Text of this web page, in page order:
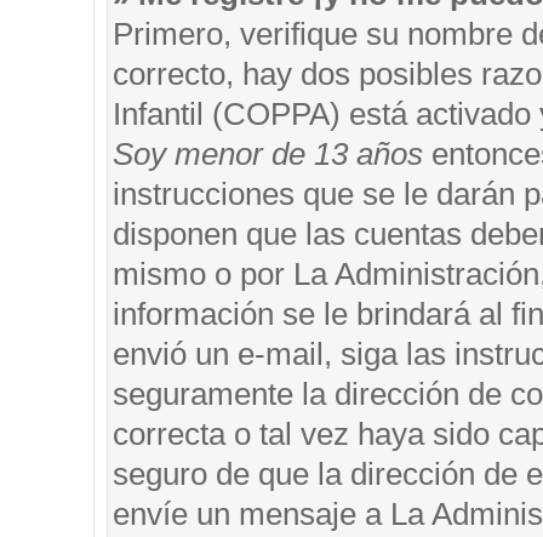
Primero, verifique su nombre
correcto, hay dos posibles
Infantil (COPPA) está
Soy menor de 13 años
instrucciones que se le darán
disponen que las cuentas
mismo o por La
información se le brindará al
envió un e-mail, siga las
seguramente la dirección de
correcta o tal vez haya sido
seguro de que la dirección de
envíe un mensaje a La